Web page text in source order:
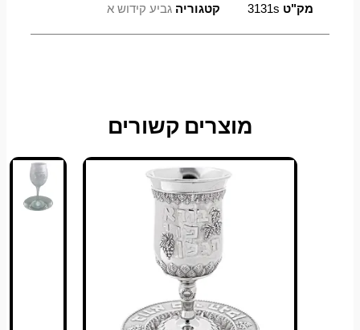
מק"ט3131s קטגוריה גביע קידוש א
מוצרים קשורים